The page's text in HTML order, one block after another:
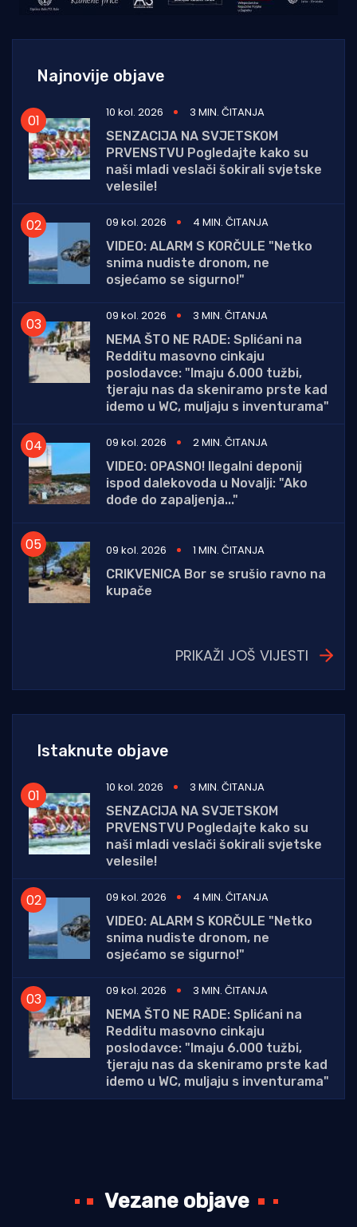
Najnovije objave
10 kol. 2026
3 MIN. ČITANJA
SENZACIJA NA SVJETSKOM
PRVENSTVU Pogledajte kako su
naši mladi veslači šokirali svjetske
velesile!
09 kol. 2026
4 MIN. ČITANJA
VIDEO: ALARM S KORČULE "Netko
snima nudiste dronom, ne
osjećamo se sigurno!"
09 kol. 2026
3 MIN. ČITANJA
NEMA ŠTO NE RADE: Splićani na
Redditu masovno cinkaju
poslodavce: "Imaju 6.000 tužbi,
tjeraju nas da skeniramo prste kad
idemo u WC, muljaju s inventurama"
09 kol. 2026
2 MIN. ČITANJA
VIDEO: OPASNO! Ilegalni deponij
ispod dalekovoda u Novalji: "Ako
dođe do zapaljenja..."
09 kol. 2026
1 MIN. ČITANJA
CRIKVENICA Bor se srušio ravno na
kupače
PRIKAŽI JOŠ VIJESTI
Istaknute objave
10 kol. 2026
3 MIN. ČITANJA
SENZACIJA NA SVJETSKOM
PRVENSTVU Pogledajte kako su
naši mladi veslači šokirali svjetske
velesile!
09 kol. 2026
4 MIN. ČITANJA
VIDEO: ALARM S KORČULE "Netko
snima nudiste dronom, ne
osjećamo se sigurno!"
09 kol. 2026
3 MIN. ČITANJA
NEMA ŠTO NE RADE: Splićani na
Redditu masovno cinkaju
poslodavce: "Imaju 6.000 tužbi,
tjeraju nas da skeniramo prste kad
idemo u WC, muljaju s inventurama"
Vezane objave